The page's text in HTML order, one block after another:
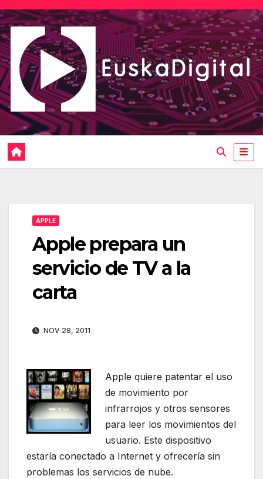
Saltar
al
contenido
APPLE
Apple prepara un
servicio de TV a la
carta
NOV 28, 2011
Apple quiere patentar el uso
de movimiento por
infrarrojos y otros sensores
para leer los movimientos del
usuario. Este dispositivo
estaría conectado a Internet y ofrecería sin
problemas los servicios de nube.